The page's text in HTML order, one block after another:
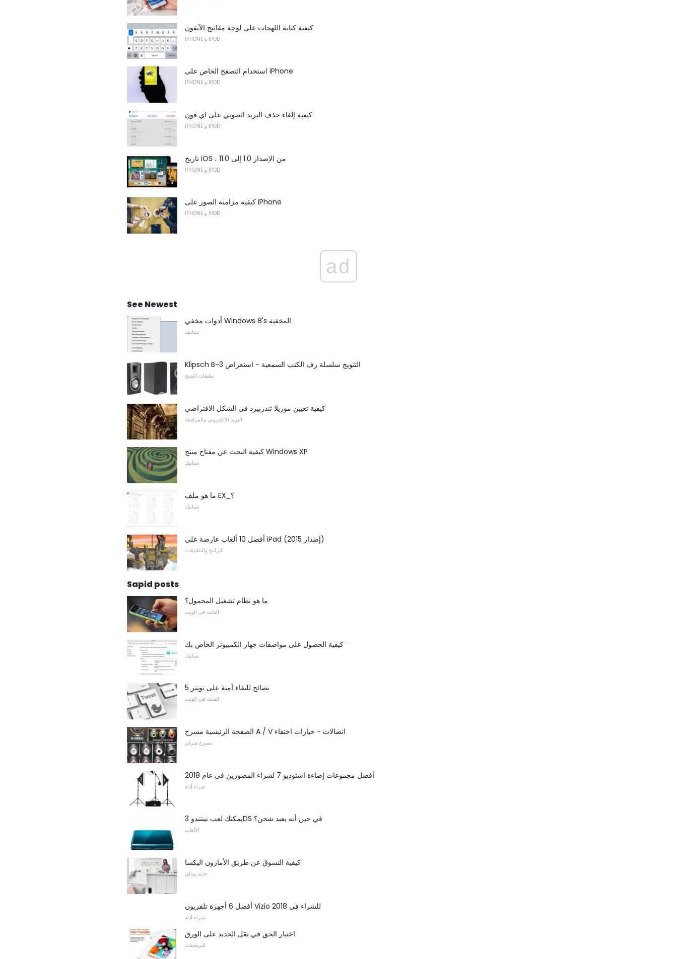
كيفية كتابة اللهجات على لوحة مفاتيح الآيفون
IPHONE و IPOD
استخدام التصفح الخاص على iPhone
IPHONE و IPOD
كيفية إلغاء حذف البريد الصوتي على اي فون
IPHONE و IPOD
تاريخ iOS ، من الإصدار 1.0 إلى 11.0
IPHONE و IPOD
كيفية مزامنة الصور على iPhone
IPHONE و IPOD
ad
See Newest
أدوات مخفي Windows 8's المخفية
شبابيك
Klipsch B-3 التتويج سلسلة رف الكتب السمعية - استعراض
تعليقات المنتج
كيفية تعيين موزيلا ثندربيرد في الشكل الافتراضي
البريد الإلكتروني والمراسلة
كيفية البحث عن مفتاح منتج Windows XP
شبابيك
ما هو ملف EX_؟
شبابيك
أفضل 10 ألعاب عارضة على iPad (إصدار 2015)
البرامج والتطبيقات
Sapid posts
ما هو نظام تشغيل المحمول؟
البحث في الويب
كيفية الحصول على مواصفات جهاز الكمبيوتر الخاص بك
شبابيك
5 نصائح للبقاء آمنة على تويتر
البحث في الويب
الصفحة الرئيسية مسرح A / V اتصالات - خيارات اختفاء
مسرح منزلي
أفضل مجموعات إضاءة استوديو 7 لشراء المصورين في عام 2018
شراء أدلة
يمكنك لعب نينتندو 3DS في حين أنه يعيد شحن؟
الألعاب
كيفية التسوق عن طريق الأمازون اليكسا
جديد وتالي
أفضل 6 أجهزة تلفزيون Vizio للشراء في 2018
شراء أدلة
اختيار الحق في نقل الحديد على الورق
البرمجيات